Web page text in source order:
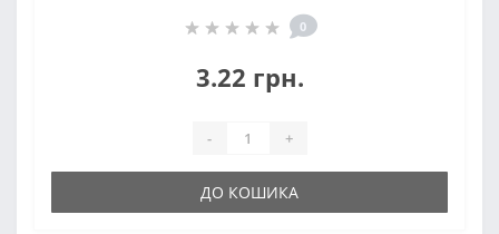
0
3.22 грн.
- +
ДО КОШИКА